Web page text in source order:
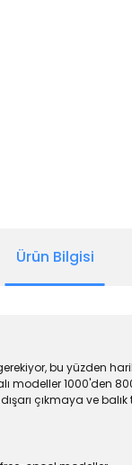
Ürün Bilgisi
bu yüzden
modeller 1000'den
çıkmaya ve balık